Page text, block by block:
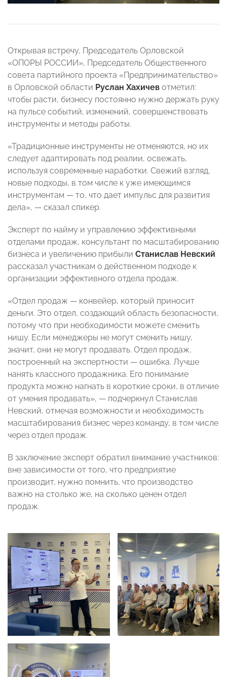
Открывая встречу, Председатель Орловской
«ОПОРЫ РОССИИ», Председатель Общественного
совета партийного проекта «Предпринимательство»
в Орловской области Руслан Хахичев отметил:
чтобы расти, бизнесу постоянно нужно держать руку
на пульсе событий, изменений, совершенствовать
инструменты и методы работы.
«Традиционные инструменты не отменяются, но их
следует адаптировать под реалии, освежать,
используя современные наработки. Свежий взгляд,
новые подходы, в том числе к уже имеющимся
инструментам — то, что дает импульс для развития
дела», — сказал спикер.
Эксперт по найму и управлению эффективными
отделами продаж, консультант по масштабированию
бизнеса и увеличению прибыли Станислав Невский
рассказал участникам о действенном подходе к
организации эффективного отдела продаж.
«Отдел продаж — конвейер, который приносит
деньги. Это отдел, создающий область безопасности,
потому что при необходимости можете сменить
нишу. Если менеджеры не могут сменить нишу,
значит, они не могут продавать. Отдел продаж,
построенный на экспертности — ошибка. Лучше
нанять классного продажника. Его понимание
продукта можно нагнать в короткие сроки, в отличие
от умения продавать», — подчеркнул Станислав
Невский, отмечая возможности и необходимость
масштабирования бизнес через команду, в том числе
через отдел продаж.
В заключение эксперт обратил внимание участников:
вне зависимости от того, что предприятие
производит, нужно помнить, что производство
важно на столько же, на сколько ценен отдел
продаж.